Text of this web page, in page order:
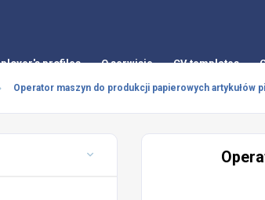
profiles O serwisie CV templates
Operator maszyn do produkcji papierowych artykułów